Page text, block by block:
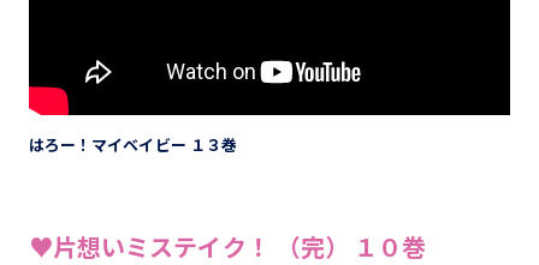
はろー！マイベイビー １３巻
♥片想いミステイク！ （完） １０巻